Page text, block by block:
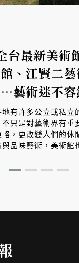
台最新美術
、江賢二藝
藝術迷不容
有許多公立或私立
只是對藝術界有重
，更改變人們的休
品味藝術，美術館